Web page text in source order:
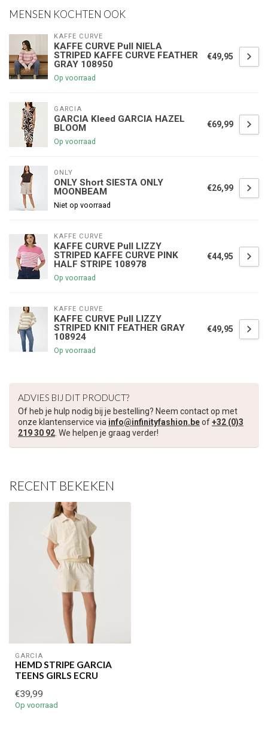
MENSEN KOCHTEN OOK
KAFFE CURVE
KAFFE CURVE Pull NIELA
STRIPED KAFFE CURVE FEATHER
GRAY 108950
Op voorraad
€49,95
GARCIA
GARCIA Kleed GARCIA HAZEL
BLOOM
Op voorraad
€69,99
ONLY
ONLY Short SIESTA ONLY
MOONBEAM
Niet op voorraad
€26,99
KAFFE CURVE
KAFFE CURVE Pull LIZZY
STRIPED KAFFE CURVE PINK
HALF STRIPE 108978
Op voorraad
€44,95
KAFFE CURVE
KAFFE CURVE Pull LIZZY
STRIPED KNIT FEATHER GRAY
108924
Op voorraad
€49,95
ADVIES BIJ DIT PRODUCT?
Of heb je hulp nodig bij je bestelling? Neem contact op met
onze klantenservice via info@infinityfashion.beof+32 (0)3
219 30 92. We helpen je graag verder!
RECENT BEKEKEN
GARCIA
HEMD STRIPE GARCIA
TEENS GIRLS ECRU
€39,99
Op voorraad